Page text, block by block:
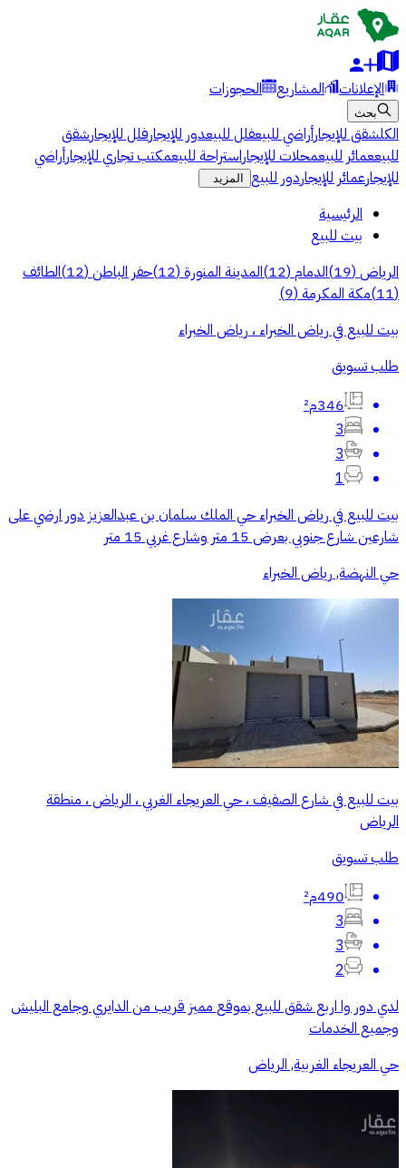
الإعلانات المشاريع الحجوزات
بحث
الكلشقق للإيجارأراضي للبيعفلل للبيعدور للإيجارفلل للإيجارشقق
للبيععمائر للبيعمحلات للإيجاراستراحة للبيعمكتب تجاري للإيجارأراضي
للإيجارعمائر للإيجاردور للبيع المزيد
الرئيسية
بيت للبيع
الرياض(
19
)الدمام(
12
)المدينة المنورة(
12
)حفر الباطن(
12
)الطائف
(
11
)مكة المكرمة(
9
)
بيت للبيع في رياض الخبراء ، رياض الخبراء
طلب تسويق
346م²
3
3
1
بيت للبيع في رياض الخبراء حي الملك سلمان بن عبدالعزيز دور ارضي على
شارعين شارع جنوبي بعرض 15 متر وشارع غربي 15 متر
حي النهضة, رياض الخبراء
بيت للبيع في شارع الصفيف ، حي العريجاء الغربي ، الرياض ، منطقة
الرياض
طلب تسويق
490م²
3
3
2
لدي دور وا اربع شقق للبيع بموقع مميز قريب من الدايري وجامع البليش
وجميع الخدمات
حي العريجاء الغربية, الرياض